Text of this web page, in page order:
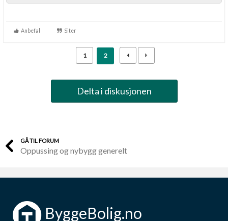
Anbefal Siter
1 2
Delta i diskusjonen
GÅ TIL FORUM
Oppussing og nybygg generelt
ByggeBolig.no